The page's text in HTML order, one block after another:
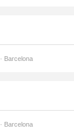
Barcelona
Barcelona